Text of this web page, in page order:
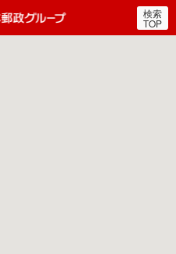
郵便局・日本郵政グルー
検索
TOP